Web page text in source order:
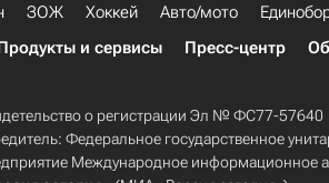
ЗОЖ Хоккей Авто/мото
и сервисы Пресс-центр
о регистрации Эл № ФС77-57640
Федеральное государственное
Международное информационное